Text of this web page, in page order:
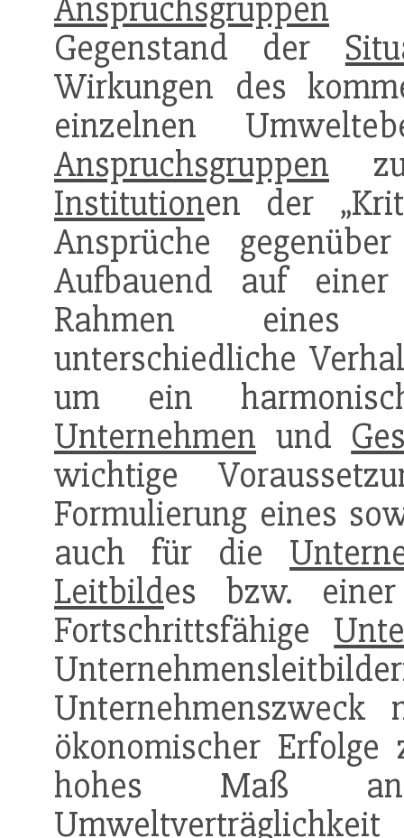
Anspruchsgruppen
Gegenstand der
Wirkungen des
einzelnen
Anspruchsgruppen
Institutionen der
Ansprüche
Aufbauend auf
Rahmen eines
unterschiedliche
um ein
Unternehmen und
wichtige
Formulierung eines
auch für die
Leitbildes bzw. einer
Fortschrittsfähige
ökonomischer
hohes Maß